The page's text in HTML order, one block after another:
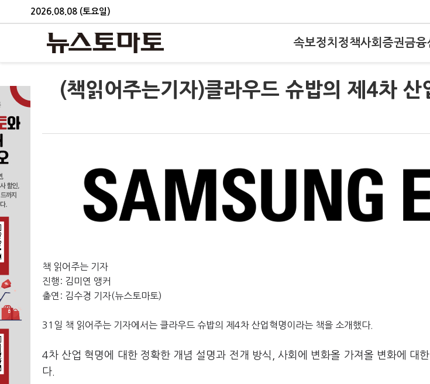
2026.08.08 (토요일)
속보정치 정책사회 증권금융
(책읽어주는기자)클라우드 슈밥의 제4차 산
책 읽어주는 기자
진행: 김미연 앵커
출연: 김수경 기자(뉴스토마토)
31일 책 읽어주는 기자에서는 클라우드 슈밥의 제4차 산업혁명이라는 책을 소개했다.
4차 산업 혁명에 대한 정확한 개념 설명과 전개 방식, 사회에 변화올 가져올 변화에 대
다.